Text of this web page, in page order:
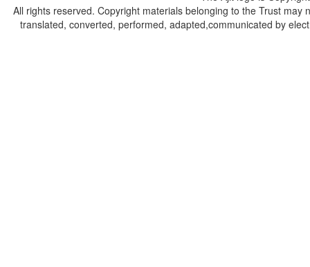
All rights reserved. Copyright materials belonging to the Trust
translated, converted, performed, adapted,communicated by